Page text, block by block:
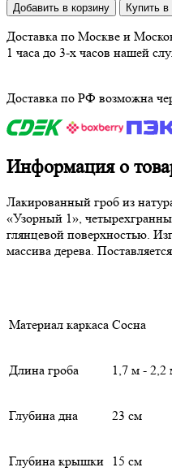
Добавить в корзину Купить
Доставка по Москве и
1 часа до 3-х часов нашей
Доставка по РФ возможна
Информация о
Лакированный гроб из
«Узорный 1»,
глянцевой поверхностью.
массива дерева.
Материал каркаса Сосна
Длина гроба 1,7 м - 2,2
Глубина дна 23 см
Глубина крышки 15 см